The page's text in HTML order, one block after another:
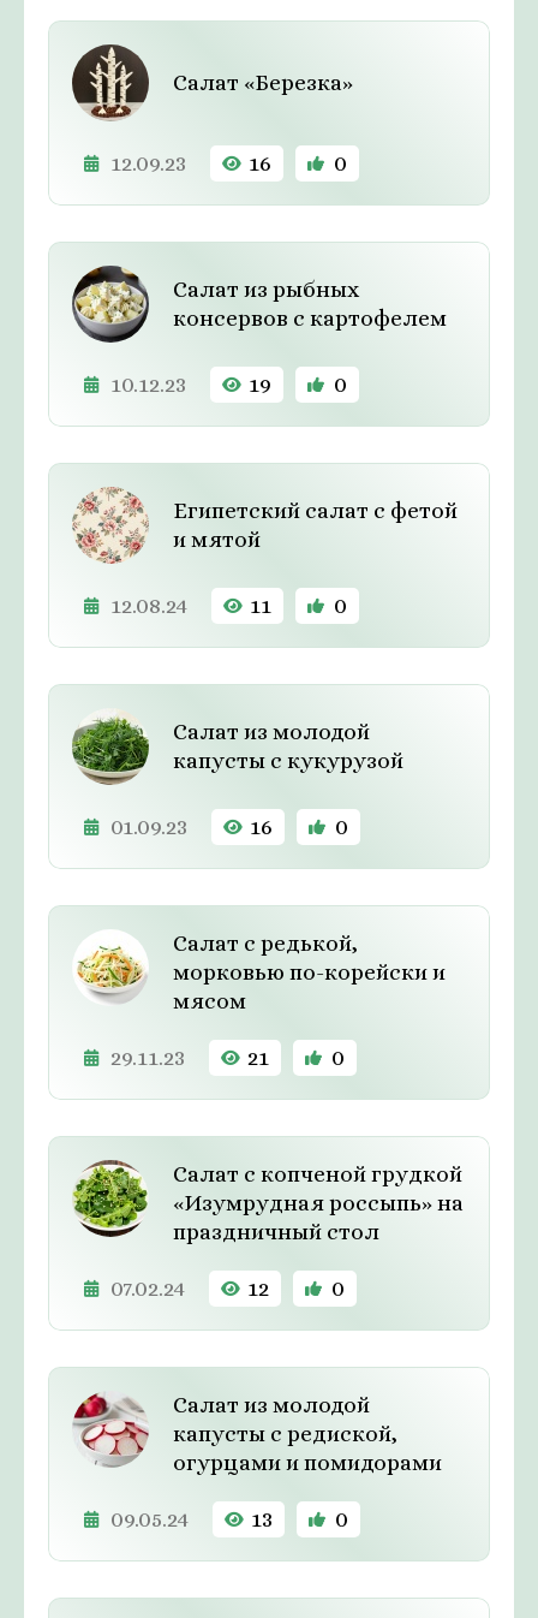
Салат «Березка»
12.09.23 16 0
Салат из рыбных
консервов с картофелем
10.12.23 19 0
Египетский салат с фетой
и мятой
12.08.24 11 0
Салат из молодой
капусты с кукурузой
01.09.23 16 0
Салат с редькой,
морковью по-корейски и
мясом
29.11.23 21 0
Салат с копченой грудкой
«Изумрудная россыпь» на
праздничный стол
07.02.24 12 0
Салат из молодой
капусты с редиской,
огурцами и помидорами
09.05.24 13 0